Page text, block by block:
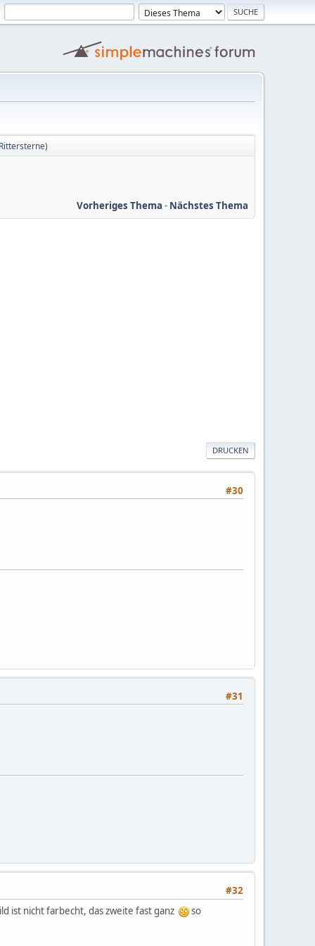
Vorheriges Thema - Nächstes Thema
DRUCKEN
#30
#31
#32
ist nicht farbecht, das zweite fast ganz
so